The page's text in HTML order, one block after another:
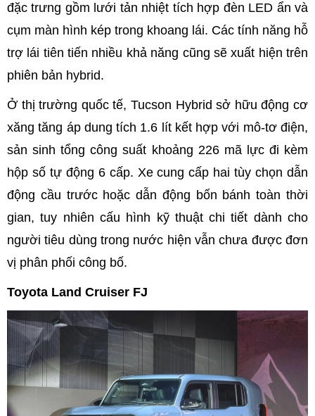
đặc trưng gồm lưới tản nhiệt tích hợp đèn LED ẩn và
cụm màn hình kép trong khoang lái. Các tính năng hỗ
trợ lái tiên tiến nhiều khả năng cũng sẽ xuất hiện trên
phiên bản hybrid.
Ở thị trường quốc tế, Tucson Hybrid sở hữu động cơ
xăng tăng áp dung tích 1.6 lít kết hợp với mô-tơ điện,
sản sinh tổng công suất khoảng 226 mã lực đi kèm
hộp số tự động 6 cấp. Xe cung cấp hai tùy chọn dẫn
động cầu trước hoặc dẫn động bốn bánh toàn thời
gian, tuy nhiên cấu hình kỹ thuật chi tiết dành cho
người tiêu dùng trong nước hiện vẫn chưa được đơn
vị phân phối công bố.
Toyota Land Cruiser FJ